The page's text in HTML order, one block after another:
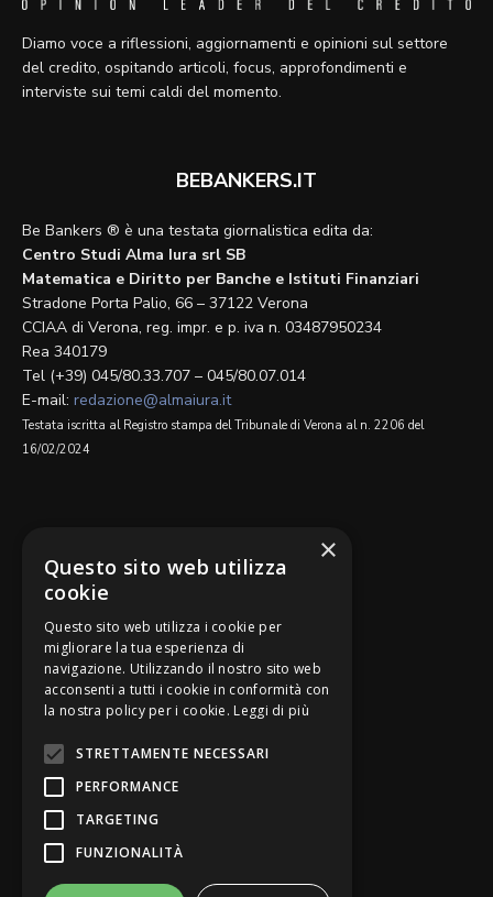
Diamo voce a riflessioni, aggiornamenti e opinioni sul settore
del credito, ospitando articoli, focus, approfondimenti e
interviste sui temi caldi del momento.
BEBANKERS.IT
Be Bankers ® è una testata giornalistica edita da:
Centro Studi Alma Iura srl SB
Matematica e Diritto per Banche e Istituti Finanziari
Stradone Porta Palio, 66 – 37122 Verona
CCIAA di Verona, reg. impr. e p. iva n. 03487950234
Rea 340179
Tel (+39) 045/80.33.707 – 045/80.07.014
E-mail: redazione@almaiura.it
Testata iscritta al Registro stampa del Tribunale di Verona al n. 2206 del
16/02/2024
Be Bankers è ideato da
×
Questo sito web utilizza
cookie
Questo sito web utilizza i cookie per
migliorare la tua esperienza di
navigazione. Utilizzando il nostro sito web
acconsenti a tutti i cookie in conformità con
la nostra policy per i cookie. Leggi di più
STRETTAMENTE NECESSARI
PERFORMANCE
TARGETING
FUNZIONALITÀ